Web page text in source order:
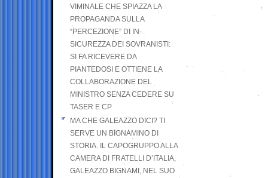
VIMINALE CHE SPIAZZA LA
PROPAGANDA SULLA
“PERCEZIONE” DI IN-
SICUREZZA DEI SOVRANISTI:
SI FA RICEVERE DA
PIANTEDOSI E OTTIENE LA
COLLABORAZIONE DEL
MINISTRO SENZA CEDERE SU
TASER E CP
MA CHE GALEAZZO DICI? TI
SERVE UN BIGNAMINO DI
STORIA. IL CAPOGRUPPO ALLA
CAMERA DI FRATELLI D’ITALIA,
GALEAZZO BIGNAMI, NEL SUO